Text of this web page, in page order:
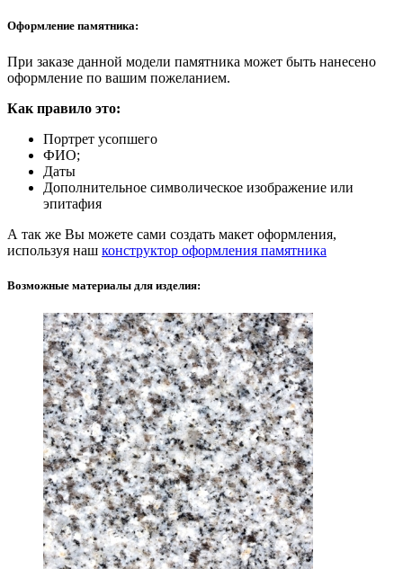
Оформление памятника:
При заказе данной модели памятника может быть нанесено
оформление по вашим пожеланием.
Как правило это:
Портрет усопшего
ФИО;
Даты
Дополнительное символическое изображение или
эпитафия
А так же Вы можете сами создать макет оформления,
используя наш конструктор оформления памятника
Возможные материалы для изделия: